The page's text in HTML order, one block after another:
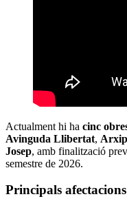
Actualment hi ha cinc
Avinguda Llibertat,
Josep, amb finalització
semestre de 2026.
Principals